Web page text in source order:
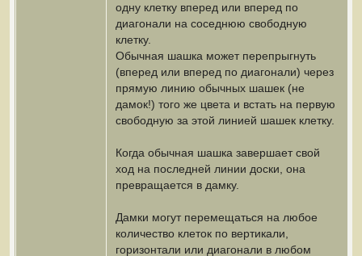
одну клетку вперед или вперед по
диагонали на соседнюю свободную
клетку.
Обычная шашка может перепрыгнуть
(вперед или вперед по диагонали) через
прямую линию обычных шашек (не
дамок!) того же цвета и встать на первую
свободную за этой линией шашек клетку.
Когда обычная шашка завершает свой
ход на последней линии доски, она
превращается в дамку.
Дамки могут перемещаться на любое
количество клеток по вертикали,
горизонтали или диагонали в любом